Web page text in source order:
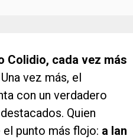
Colidio, cada vez más
vez más, el
con un verdadero
Quien
punto más flojo: a Ian